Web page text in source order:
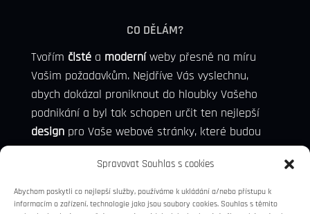
Spravovat Souhlas s cookies
Abychom poskytli co nejlepší služby, používáme k ukládání a/nebo přístupu k
informacím o zařízení, technologie jako jsou soubory cookies. Souhlas s těmito
CO DĚLÁM?
Tvořím čistéa moderníweby přesně na míru
Vašim požadavkům. Nejdříve Vás vyslechnu,
abych dokázal proniknout do hloubky Vašeho
podnikání a byl tak schopen určit ten nejlepší
designpro Vaše webové stránky, které budou
konkurence schopni, a dokážou přivézt nové
potenciální zákazníky.